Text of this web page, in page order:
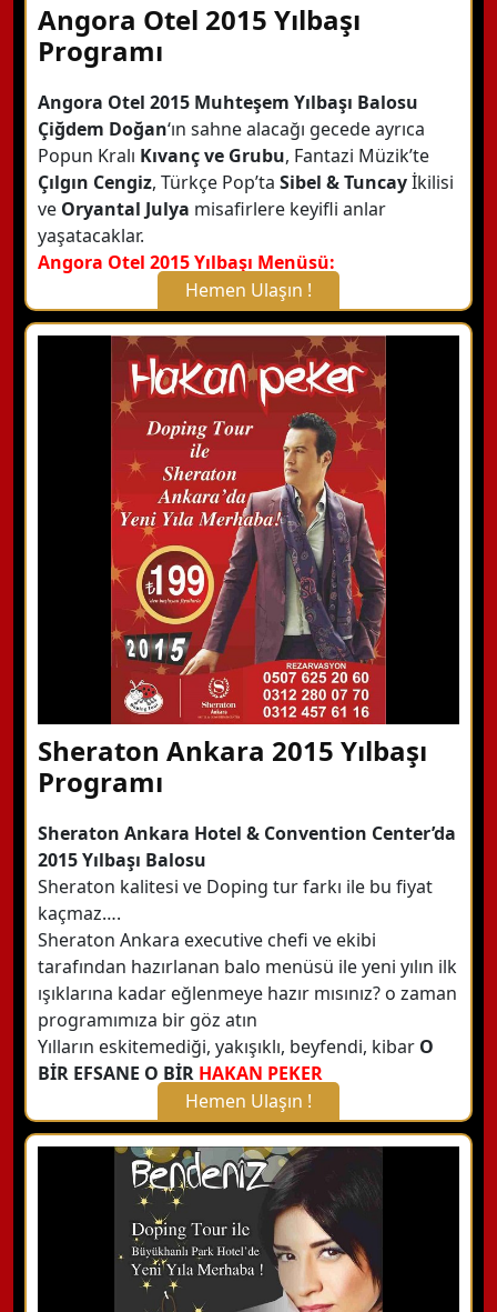
Angora Otel 2015 Yılbaşı
Programı
Angora Otel 2015 Muhteşem Yılbaşı Balosu
Çiğdem Doğan‘ın sahne alacağı gecede ayrıca
Popun Kralı Kıvanç ve Grubu, Fantazi Müzik’te
Çılgın Cengiz, Türkçe Pop’ta Sibel & Tuncayİkilisi
ve Oryantal Julya misafirlere keyifli anlar
yaşatacaklar.
Angora Otel 2015 Yılbaşı Menüsü:
Hemen Ulaşın !
X Kapat
WhatsApp ile Bilgi Alın
Hemen Arayın
Detaylı Bilgi Alın
Sheraton Ankara 2015 Yılbaşı
Programı
Sheraton Ankara Hotel & Convention Center’da
2015 Yılbaşı Balosu
Sheraton kalitesi ve Doping tur farkı ile bu fiyat
kaçmaz….
Sheraton Ankara executive chefi ve ekibi
tarafından hazırlanan balo menüsü ile yeni yılın ilk
ışıklarına kadar eğlenmeye hazır mısınız? o zaman
programımıza bir göz atın
Yılların eskitemediği, yakışıklı, beyfendi, kibar O
BİR EFSANE O BİR HAKAN PEKER
Hemen Ulaşın !
X Kapat
WhatsApp ile Bilgi Alın
Hemen Arayın